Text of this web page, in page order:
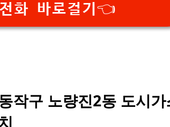
전화 바로걸기👈
작구 노량진2동 도시